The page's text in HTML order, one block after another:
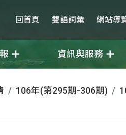
回首頁 雙語詞彙 網站導
資訊與服務
106年(第295期-306期)